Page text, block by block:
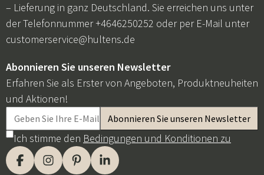
– Lieferung in ganz Deutschland. Sie erreichen uns unter
der Telefonnummer +4646250252 oder per E-Mail unter
customerservice@hultens.de
Abonnieren Sie unseren Newsletter
Erfahren Sie als Erster von Angeboten, Produktneuheiten
und Aktionen!
Ich stimme den Bedingungen und Konditionen zu